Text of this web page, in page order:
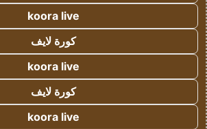
koora live
كورة لايف
koora live
كورة لايف
koora live